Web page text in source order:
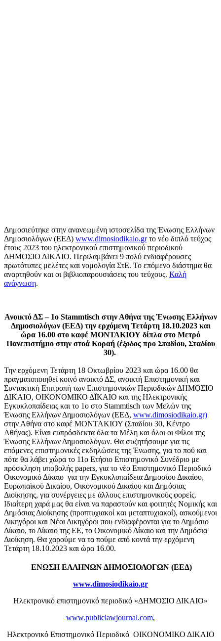
Δημοσιεύτηκε στην ανανεωμένη ιστοσελίδα της Ένωσης Ελλήνων
Δημοσιολόγων (ΕΕΔ) www.dimosiodikaio.grτο νέο διπλό τεύχος
έτους 2023 του ηλεκτρονικού επιστημονικού περιοδικού
ΔΗΜΟΣΙΟ ΔΙΚΑΙΟ. Περιλαμβάνει 9 πολύ ενδιαφέρουσες
πρωτότυπες μελέτες και νομολογία ΣτΕ. Το επόμενο διάστημα θα
αναρτηθούν και οι βιβλιοπαρουσιάσεις του τεύχους. Καλή
ανάγνωση.
Ανοικτό ΔΣ – 1ο Stammtisch στην Αθήνα της Ένωσης Ελλήνων
Δημοσιολόγων (ΕΕΔ) την ερχόμενη Τετάρτη 18.10.2023 και
ώρα 16.00 στο καφέ ΜΟΝΤΑΚΙΟΥ δίπλα στο Μετρό
Πανεπιστήμιο στην στοά Κοραή (έξοδος προ Σταδίου, Σταδίου
30).
Την ερχόμενη Τετάρτη 18 Οκτωβρίου 2023 και ώρα 16.00 θα
πραγματοποιηθεί κοινό ανοικτό ΔΣ, ανοικτή Επιστημονική και
Συντακτική Επιτροπή των Επιστημονικών Περιοδικών ΔΗΜΟΣΙΟ
ΔΙΚΑΙΟ, ΟΙΚΟΝΟΜΙΚΟ ΔΪΚΑΙΟ και της Ηλεκτρονικής
Εγκυκλοπαίδειας και το 1ο στο Stammtisch των Μελών της
Ένωσης Ελλήνων Δημοσιολόγων (ΕΕΔ, www.dimosiodikaio.gr)
στην Αθήνα στο καφέ ΜΟΝΤΑΚΙΟΥ (Σταδίου 30, Κέντρο
Αθήνας). Είναι ευπρόσδεκτα όλα τα Μέλη και όλοι οι Φίλοι της
Ένωσης Ελλήνων Δημοσιολόγων. Θα συζητήσουμε για τις
επόμενες επιστημονικές εκδηλώσεις της Ένωσης, για το πού και
πότε θα λάβει χώρα το 11ο Ετήσιο Επιστημονικό Συνέδριο με
πρόσκληση υποβολής papers, για το νέο Επιστημονικό Περιοδικό
Οικονομικό Δίκαιο για την Εγκυκλοπαίδεια Δημοσίου Δικαίου,
Ευρωπαϊκού Δικαίου, Οικονομικού Δικαίου και Δημόσιας
Διοίκησης, για συνέργειες με άλλους επιστημονικούς φορείς.
Ιδιαίτερη χαρά μας θα είναι να παραστούν και φοιτητές Νομικής και
Δημόσιας Διοίκησης (προπτυχιακοί και μεταπτυχιακοί), ασκούμενοι
Δικηγόροι και Νέοι Δικηγόροι που ενδιαφέρονται για το Δημόσιο
Δίκαιο, το Δίκαιο της ΕΕ, το Οικονομικό Δίκαιο και την Δημόσια
Διοίκηση. Θα χαρούμε να τα πούμε από κοντά την ερχόμενη
Τετάρτη 18.10.2023 και ώρα 16.00.
ΕΝΩΣΗ ΕΛΛΗΝΩΝ ΔΗΜΟΣΙΟΛΟΓΩΝ (ΕΕΔ)
www.dimosiodikaio.gr
Ηλεκτρονικό επιστημονικό περιοδικό «ΔΗΜΟΣΙΟ ΔΙΚΑΙΟ»
www.publiclawjournal.com,
Ηλεκτρονικό Επιστημονικό Περιοδικό ΟΙΚΟΝΟΜΙΚΟ ΔΙΚΑΙΟ